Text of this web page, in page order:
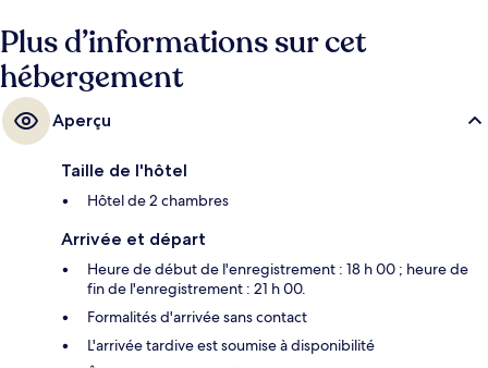
Plus d’informations sur cet
hébergement
Aperçu
Taille de l'hôtel
Hôtel de 2 chambres
Arrivée et départ
Heure de début de l'enregistrement : 18 h 00 ; heure de
fin de l'enregistrement : 21 h 00.
Formalités d'arrivée sans contact
L'arrivée tardive est soumise à disponibilité